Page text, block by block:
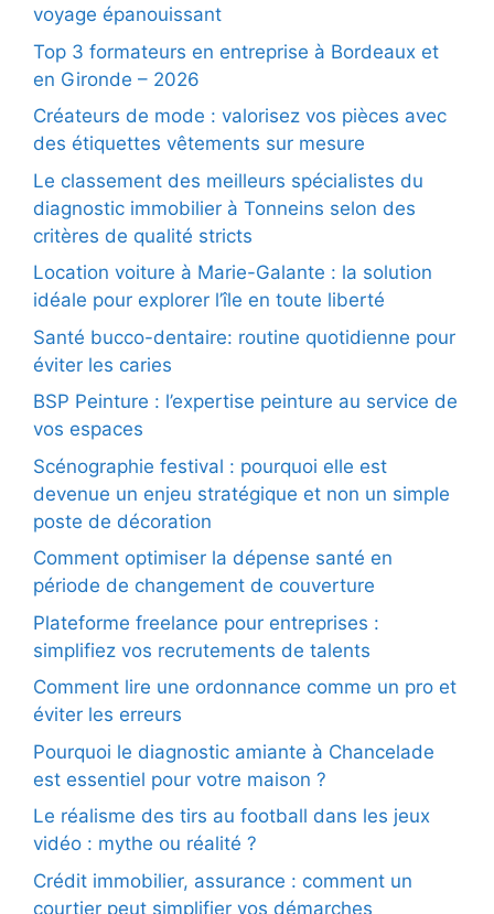
voyage épanouissant
Top 3 formateurs en entreprise à Bordeaux et
en Gironde – 2026
Créateurs de mode : valorisez vos pièces avec
des étiquettes vêtements sur mesure
Le classement des meilleurs spécialistes du
diagnostic immobilier à Tonneins selon des
critères de qualité stricts
Location voiture à Marie-Galante : la solution
idéale pour explorer l’île en toute liberté
Santé bucco-dentaire: routine quotidienne pour
éviter les caries
BSP Peinture : l’expertise peinture au service de
vos espaces
Scénographie festival : pourquoi elle est
devenue un enjeu stratégique et non un simple
poste de décoration
Comment optimiser la dépense santé en
période de changement de couverture
Plateforme freelance pour entreprises :
simplifiez vos recrutements de talents
Comment lire une ordonnance comme un pro et
éviter les erreurs
Pourquoi le diagnostic amiante à Chancelade
est essentiel pour votre maison ?
Le réalisme des tirs au football dans les jeux
vidéo : mythe ou réalité ?
Crédit immobilier, assurance : comment un
courtier peut simplifier vos démarches